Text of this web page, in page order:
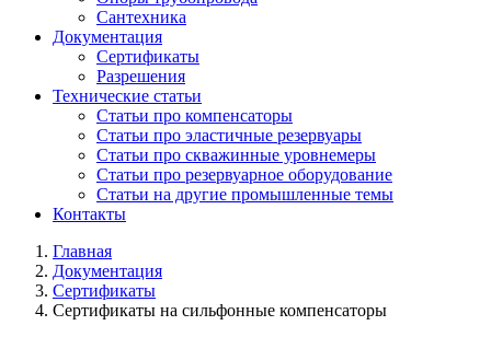
Сантехника
Документация
Сертификаты
Разрешения
Технические статьи
Статьи про компенсаторы
Статьи про эластичные резервуары
Статьи про скважинные уровнемеры
Статьи про резервуарное оборудование
Статьи на другие промышленные темы
Контакты
Главная
Документация
Сертификаты
Сертификаты на сильфонные компенсаторы